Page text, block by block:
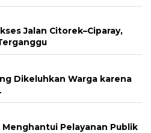
Jalan Citorek–Ciparay,
Dikeluhkan Warga karena
Menghantui Pelayanan Publik